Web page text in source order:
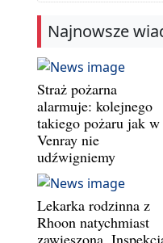
Najnowsze
Straż pożarna
alarmuje: kolejnego
takiego pożaru jak w
Venray nie
udźwigniemy
Lekarka rodzinna z
Rhoon natychmiast
zawieszona.